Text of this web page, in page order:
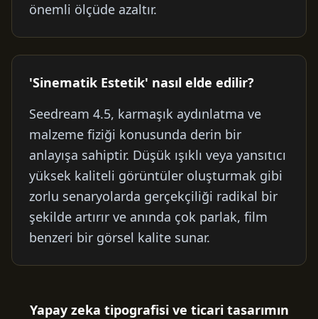
önemli ölçüde azaltır.
'Sinematik Estetik' nasıl elde edilir?
Seedream 4.5, karmaşık aydınlatma ve
malzeme fiziği konusunda derin bir
anlayışa sahiptir. Düşük ışıklı veya yansıtıcı
yüksek kaliteli görüntüler oluşturmak gibi
zorlu senaryolarda gerçekçiliği radikal bir
şekilde artırır ve anında çok parlak, film
benzeri bir görsel kalite sunar.
Yapay zeka tipografisi ve ticari tasarımın